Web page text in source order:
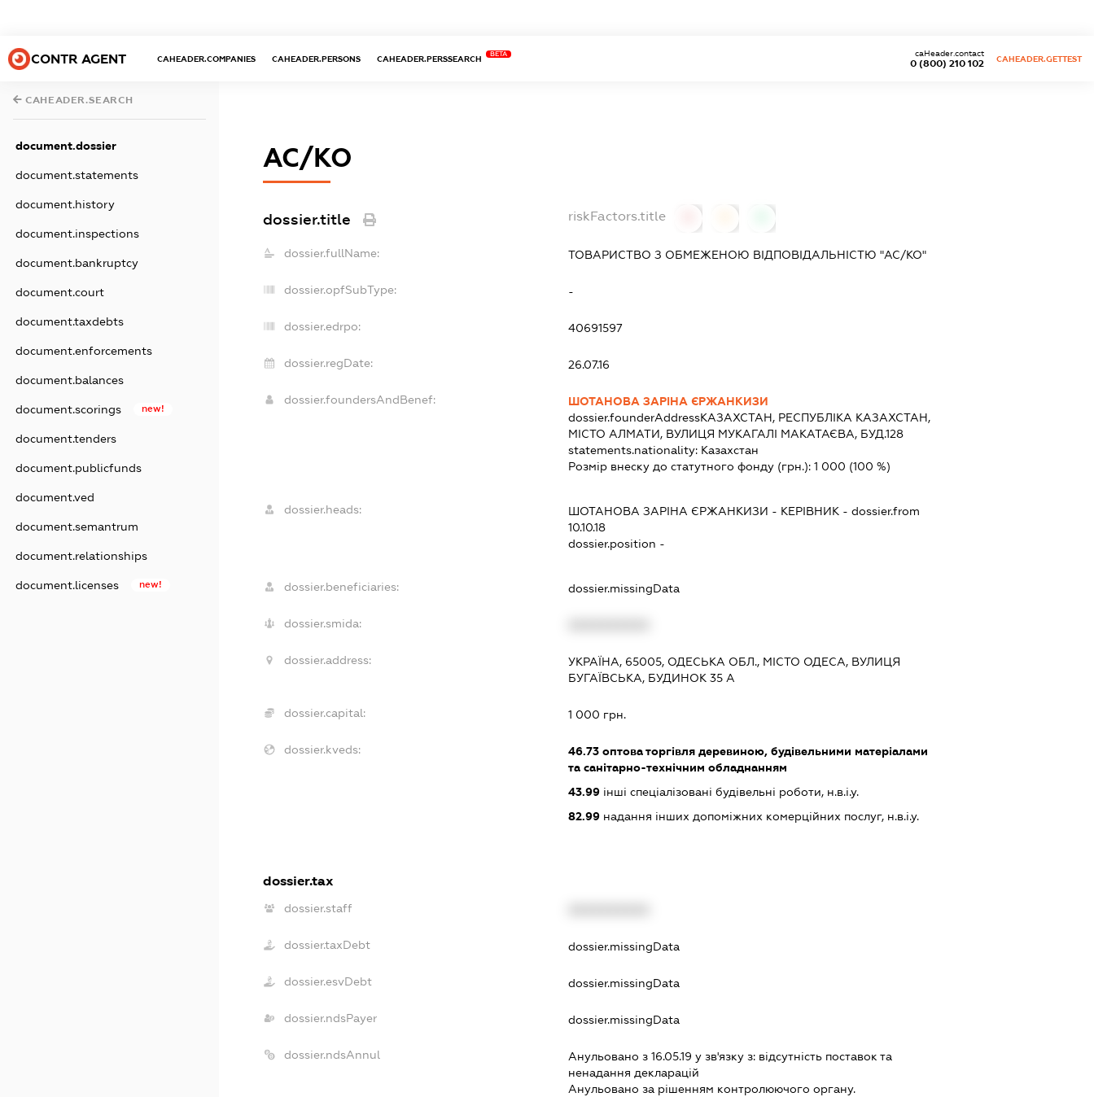
CONTR AGENT CAHEADER.COMPANIES CAHEADER.PERSONS CAHEADER.PERSSEARCH
BETA
0 (800) 210 102
caHeader.contact
CAHEADER.GETTEST
CAHEADER.SEARCH
document.dossier
document.statements
document.history
document.inspections
document.bankruptcy
document.court
document.taxdebts
document.enforcements
document.balances
document.scorings new!
document.tenders
document.publicfunds
document.ved
document.semantrum
document.relationships
document.licenses new!
АС/КО
dossier.title riskFactors.title
dossier.fullName: ТОВАРИСТВО З ОБМЕЖЕНОЮ ВІДПОВІДАЛЬНІСТЮ "АС/КО"
dossier.opfSubType: -
dossier.edrpo: 40691597
dossier.regDate: 26.07.16
dossier.foundersAndBenef:
ШОТАНОВА ЗАРІНА ЄРЖАНКИЗИ
dossier.founderAddressКАЗАХСТАН, РЕСПУБЛІКА КАЗАХСТАН,
МІСТО АЛМАТИ, ВУЛИЦЯ МУКАГАЛІ МАКАТАЄВА, БУД.128
statements.nationality: Казахстан
Розмір внеску до статутного фонду (грн.): 1 000 (100 %)
dossier.heads: ШОТАНОВА ЗАРІНА ЄРЖАНКИЗИ - КЕРІВНИК - dossier.from
10.10.18
dossier.position -
dossier.beneficiaries: dossier.missingData
dossier.smida:
dossier.address:
УКРАЇНА, 65005, ОДЕСЬКА ОБЛ., МІСТО ОДЕСА, ВУЛИЦЯ
БУГАЇВСЬКА, БУДИНОК 35 А
dossier.capital: 1 000 грн.
dossier.kveds: 46.73оптова торгівля деревиною, будівельними матеріалами
та санітарно-технічним обладнанням
43.99інші спеціалізовані будівельні роботи, н.в.і.у.
82.99надання інших допоміжних комерційних послуг, н.в.і.у.
dossier.tax
dossier.staff
dossier.taxDebt dossier.missingData
dossier.esvDebt dossier.missingData
dossier.ndsPayer dossier.missingData
dossier.ndsAnnul Анульовано з 16.05.19 у зв'язку з: вiдсутнiсть поставок та
ненадання декларацiй
Анульовано за рiшенням контролюючого органу.